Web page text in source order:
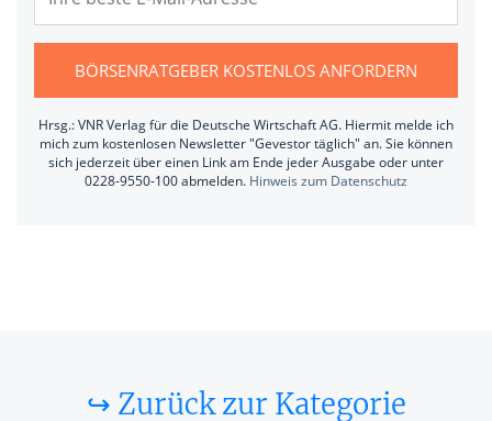
BÖRSENRATGEBER KOSTENLOS ANFORDERN
Hrsg.: VNR Verlag für die Deutsche Wirtschaft AG. Hiermit melde ich
mich zum kostenlosen Newsletter "Gevestor täglich" an. Sie können
sich jederzeit über einen Link am Ende jeder Ausgabe oder unter
0228-9550-100 abmelden. Hinweis zum Datenschutz
↪ Zurück zur Kategorie